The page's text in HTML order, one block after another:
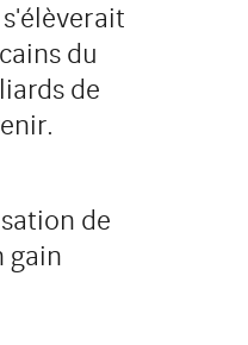
du
de
de
gain